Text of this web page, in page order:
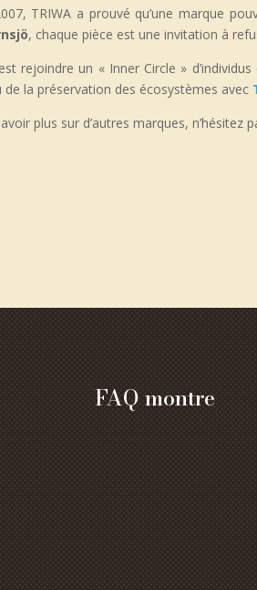
TRIWA a prouvé qu’une marque
, chaque pièce est une invitation à
rejoindre un « Inner Circle »
de la préservation des écosystèmes avec
plus sur d’autres marques, n’hésitez
FAQ montre